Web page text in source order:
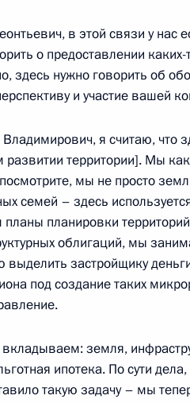
по развитию физической
по развитию физической
спорта Виталием Мутко
по развитию физической
в этой связи у нас
о предоставлении
здесь нужно говорить об
и участие вашей
я считаю, что
территории]. Мы
мы не просто
семей – здесь
планировки
облигаций, мы
выделить застройщику
под создание таких
земля,
ипотека. По сути
такую задачу – мы